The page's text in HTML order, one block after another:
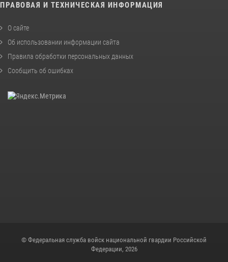
ПРАВОВАЯ И ТЕХНИЧЕСКАЯ ИНФОРМАЦИЯ
О сайте
Об использовании информации сайта
Правила обработки персональных данных
Сообщить об ошибках
© Федеральная служба войск национальной гвардии Российской
Федерации, 2026